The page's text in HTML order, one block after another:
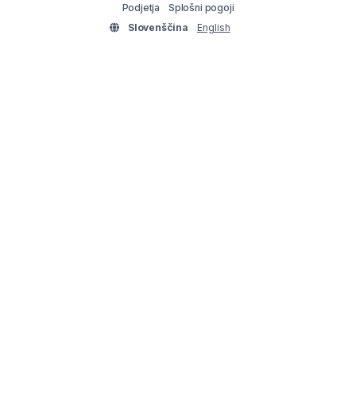
Podjetja
Splošni pogoji
Slovenščina
English